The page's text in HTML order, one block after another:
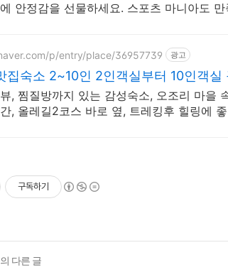
안정감을 선물하세요. 스포츠 마니아도
p/entry/place/36957739 광고
집숙소 2~10인 2인객실부터 10인객실
, 찜질방까지 있는 감성숙소, 오조리 마을
, 올레길2코스 바로 옆, 트레킹후 힐링에
구독하기
다른 글